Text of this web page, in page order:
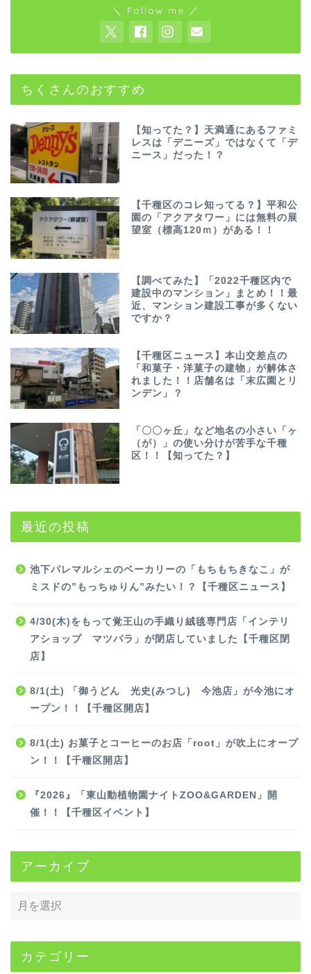
＼ Follow me ／
ちくさんのおすすめ
【知ってた？】天満通にあるファミ
レスは「デニーズ」ではなくて「デ
ニース」だった！？
【千種区のコレ知ってる？】平和公
園の「アクアタワー」には無料の展
望室（標高120ｍ）がある！！
【調べてみた】「2022千種区内で
建設中のマンション」まとめ！！最
近、マンション建設工事が多くない
ですか？
【千種区ニュース】本山交差点の
「和菓子・洋菓子の建物」が解体さ
れました！！店舗名は「末広園とリ
ンデン」？
「〇〇ヶ丘」など地名の小さい「ヶ
（が）」の使い分けが苦手な千種
区！！【知ってた？】
最近の投稿
池下パレマルシェのベーカリーの「もちもちきなこ」が
ミスドの”もっちゅりん”みたい！？【千種区ニュース】
4/30(木)をもって覚王山の手織り絨毯専門店「インテリ
アショップ マツバラ」が閉店していました【千種区閉
店】
8/1(土) 「御うどん 光史(みつし) 今池店」が今池にオ
ープン！！【千種区開店】
8/1(土) お菓子とコーヒーのお店「root」が吹上にオープ
ン！！【千種区開店】
『2026』「東山動植物園ナイトZOO&GARDEN」開
催！！【千種区イベント】
アーカイブ
カテゴリー